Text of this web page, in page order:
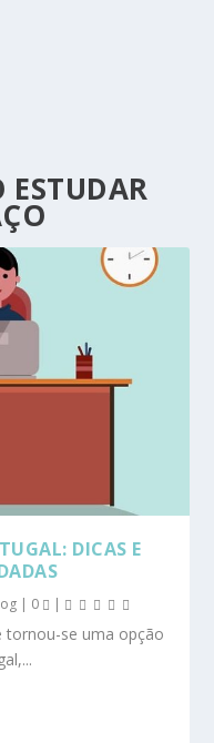
ESTUDAR
DICAS E
| 0 |
tornou-se uma opção